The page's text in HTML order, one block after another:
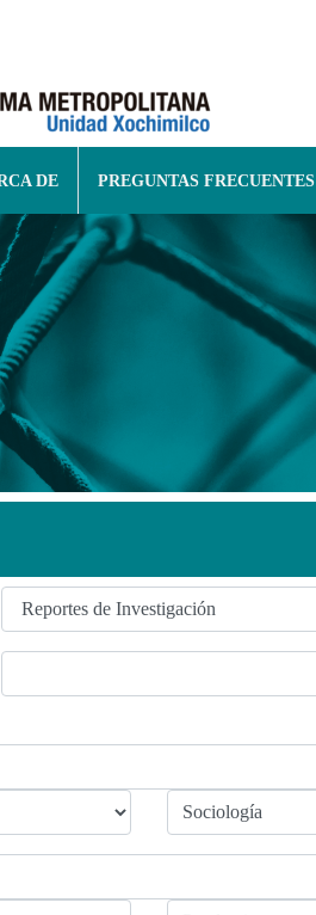
DE PREGUNTAS FRECUENTES